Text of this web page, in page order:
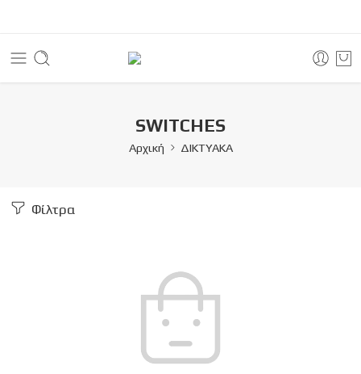
SWITCHES
Αρχική ΔΙΚΤΥΑΚΑ
Φίλτρα